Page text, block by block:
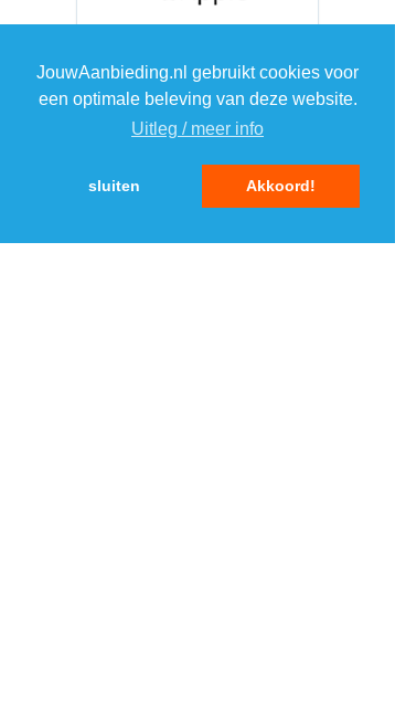
JouwAanbieding.nl gebruikt cookies voor
een optimale beleving van deze website.
Uitleg / meer info
sluiten Akkoord!
3
5
3
5